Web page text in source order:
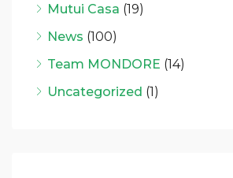
Mutui Casa (19)
News (100)
Team MONDORE (14)
Uncategorized (1)